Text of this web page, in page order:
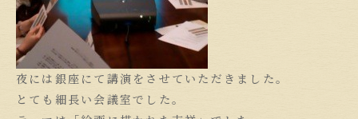
夜には銀座にて講演をさせていただきました。
とても細長い会議室でした。